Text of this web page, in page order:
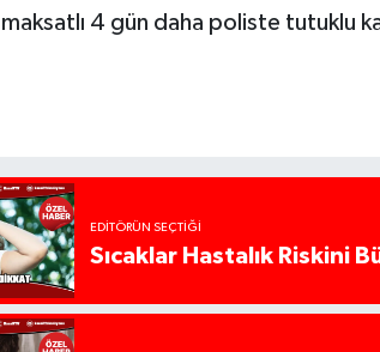
4 gün daha poliste tutuklu
EDITÖRÜN SEÇTIĞI
Sıcaklar Hastalık Riskini